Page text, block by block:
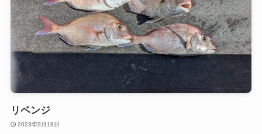
リベンジ
2023年9月18日